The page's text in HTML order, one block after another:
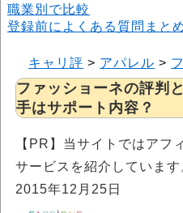
職業別で比較
登録前によくある質問まと
キャリ評 > アパレル >
ファッショーネの評判
手はサポート内容？
【PR】当サイトではアフ
サービスを紹介しています
2015年12月25日